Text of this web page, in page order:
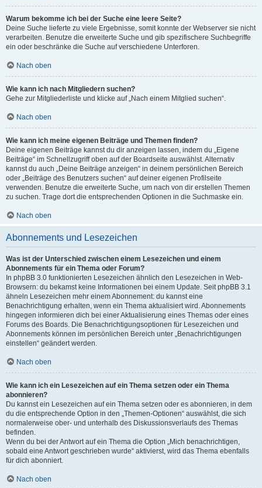
Warum bekomme ich bei der Suche eine leere Seite?
Deine Suche lieferte zu viele Ergebnisse, somit konnte der Webserver sie nicht
verarbeiten. Benutze die erweiterte Suche und gib spezifischere Suchbegriffe
ein oder beschränke die Suche auf verschiedene Unterforen.
Nach oben
Wie kann ich nach Mitgliedern suchen?
Gehe zur Mitgliederliste und klicke auf „Nach einem Mitglied suchen“.
Nach oben
Wie kann ich meine eigenen Beiträge und Themen finden?
Deine eigenen Beiträge kannst du dir anzeigen lassen, indem du „Eigene
Beiträge“ im Schnellzugriff oben auf der Boardseite auswählst. Alternativ
kannst du auch „Deine Beiträge anzeigen“ in deinem persönlichen Bereich
oder „Beiträge des Benutzers suchen“ auf deiner eigenen Profilseite
verwenden. Benutze die erweiterte Suche, um nach von dir erstellen Themen
zu suchen. Trage dort die entsprechenden Optionen in die Suchmaske ein.
Nach oben
Abonnements und Lesezeichen
Was ist der Unterschied zwischen einem Lesezeichen und einem
Abonnements für ein Thema oder Forum?
In phpBB 3.0 funktionierten Lesezeichen ähnlich den Lesezeichen in Web-
Browsern: du bekamst keine Informationen bei einem Update. Seit phpBB 3.1
ähneln Lesezeichen mehr einem Abonnement: du kannst eine
Benachrichtigung erhalten, wenn ein Thema aktualisiert wird. Abonnements
hingegen informieren dich bei einer Aktualisierung eines Themas oder eines
Forums des Boards. Die Benachrichtigungsoptionen für Lesezeichen und
Abonnements können im persönlichen Bereich unter „Benachrichtigungen
einstellen“ geändert werden.
Nach oben
Wie kann ich ein Lesezeichen auf ein Thema setzen oder ein Thema
abonnieren?
Du kannst ein Lesezeichen auf ein Thema setzen oder es abonnieren, in dem
du die entsprechende Option in den „Themen-Optionen“ auswählst, die sich
normalerweise ober- und unterhalb des Diskussionsverlaufs des Themas
befinden.
Wenn du bei der Antwort auf ein Thema die Option „Mich benachrichtigen,
sobald eine Antwort geschrieben wurde“ aktivierst, wird das Thema ebenfalls
für dich abonniert.
Nach oben